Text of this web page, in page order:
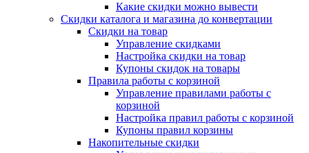
Какие скидки можно вывести
Скидки каталога и магазина до конвертации
Скидки на товар
Управление скидками
Настройка скидки на товар
Купоны скидок на товары
Правила работы с корзиной
Управление правилами работы с
корзиной
Настройка правил работы с корзиной
Купоны правил корзины
Накопительные скидки